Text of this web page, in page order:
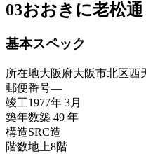
03おおきに老松
基本スペック
所在地大阪府大阪市北区西
郵便番号—
竣工1977年 3月
築年数築 49 年
構造SRC造
階数地上8階